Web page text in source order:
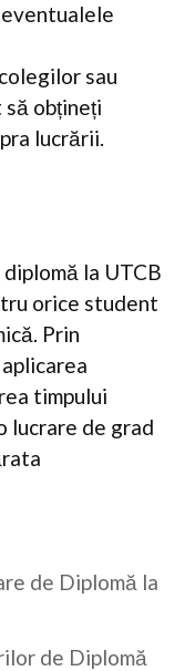
sau
obțineți
lucrării.
la UTCB
orice student
Prin
timpului
lucrare de grad
de Diplomă la
de Diplomă